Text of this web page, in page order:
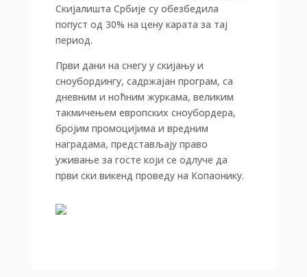
Скијалишта Србије су обезбедила
попуст од 30% на цену карата за тај
период.
Први дани на снегу у скијању и
сноубордингу, садржајан програм, са
дневним и ноћним журкама, великим
такмичењем европских сноубордера,
бројим промоцијима и вредним
наградама, представљају право
уживање за госте који се одлуче да
први ски викенд проведу на Копаонику.